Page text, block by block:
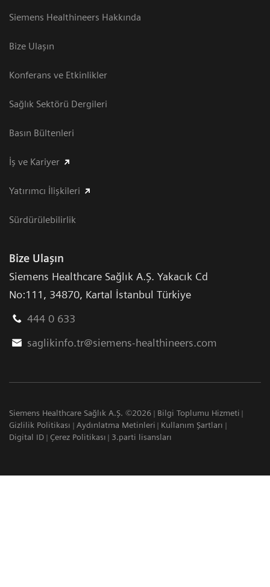
Siemens Healthineers Hakkında
Bize Ulaşın
Konferans ve Etkinlikler
Sağlık Sektörü Dergileri
Basın Bültenleri
İş ve Kariyer
Yatırımcı İlişkileri
Sürdürülebilirlik
Bize Ulaşın
Siemens Healthcare Sağlık A.Ş. Yakacık Cd
No:111 , 34870, Kartal İstanbul Türkiye
444 0 633
saglikinfo.tr@siemens-healthineers.com
Siemens Healthcare Sağlık A.Ş. ©2026
Bilgi Toplumu Hizmeti
Gizlilik Politikası
Aydınlatma Metinleri
Kullanım Şartları
Digital ID
Çerez Politikası 3.parti lisansları